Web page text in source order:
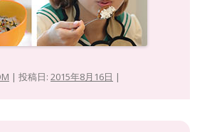
| 投稿日: 2015年8月16日 |